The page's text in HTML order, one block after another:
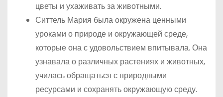
цветы и ухаживать за животными.
Ситтель Мария была окружена ценными
уроками о природе и окружающей среде,
которые она с удовольствием впитывала. Она
узнавала о различных растениях и животных,
училась обращаться с природными
ресурсами и сохранять окружающую среду.